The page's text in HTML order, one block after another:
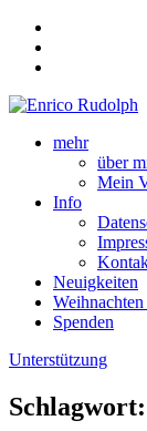
mehr
über
Mein
Info
Neuigkeiten
Spenden
Unterstützung
Schlagwort: